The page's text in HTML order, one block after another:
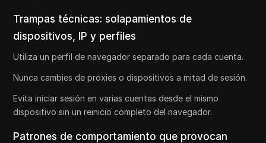
Trampas técnicas: solapamientos de
dispositivos, IP y perfiles
Utiliza un perfil de navegador separado para cada cuenta.
Nunca cambies de proxies o dispositivos a mitad de sesión.
Evita iniciar sesión en varias cuentas desde el mismo
dispositivo sin un reinicio completo del navegador.
Patrones de comportamiento que provocan